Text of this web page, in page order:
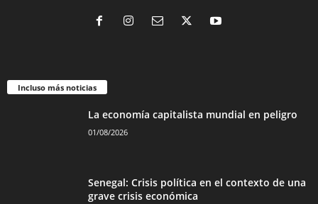
Incluso más noticias
La economía capitalista mundial en peligro
01/08/2026
Senegal: Crisis política en el contexto de una
grave crisis económica